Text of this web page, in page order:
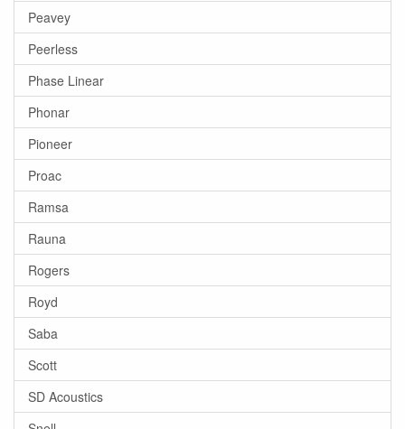
Peavey
Peerless
Phase Linear
Phonar
Pioneer
Proac
Ramsa
Rauna
Rogers
Royd
Saba
Scott
SD Acoustics